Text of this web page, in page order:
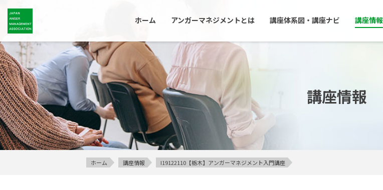
ホーム アンガーマネジメントとは 講座体系図・講座ナビ 講座情報
講座情報
ホーム 講座情報 I19122110【栃木】アンガーマネジメント入門講座